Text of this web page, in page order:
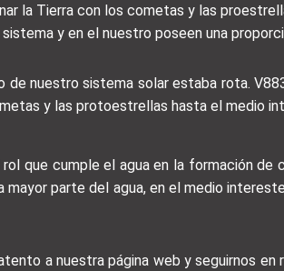
la Tierra con los cometas y las
y en el nuestro poseen una
de nuestro sistema solar estaba rota.
y las protoestrellas hasta el medio
que cumple el agua en la formación
parte del agua, en el medio
a nuestra página web y seguirnos